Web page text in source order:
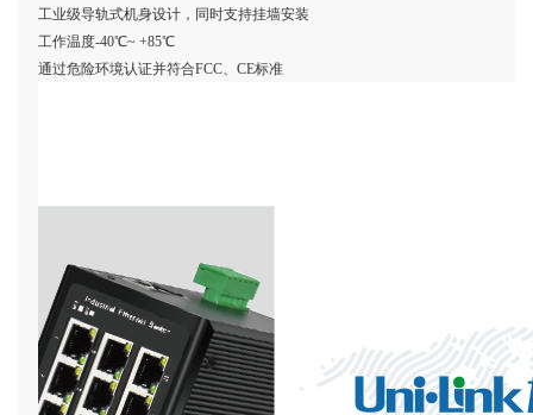
工业级导轨式机身设计，同时支持挂墙安装
工作温度-40℃~ +85℃
通过危险环境认证并符合FCC、CE标准